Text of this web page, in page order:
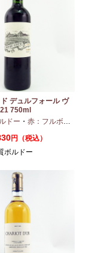
ルネフラン ・プティヴェル
デュルフォール ヴ
750ml
ドー ・ 赤：フルボディ
円（税込）
ボルドー